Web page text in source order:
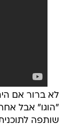
לא ברור אם
"הוגו" אבל
שותפה